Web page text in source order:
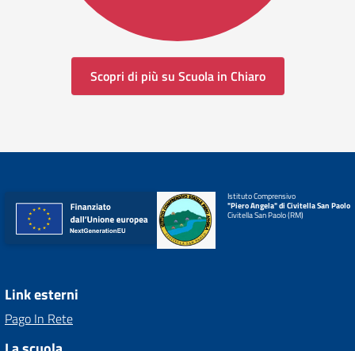
Scopri di più su Scuola in Chiaro
Istituto Comprensivo
"Piero Angela" di Civitella San Paolo
Civitella San Paolo (RM)
Link esterni
Pago In Rete